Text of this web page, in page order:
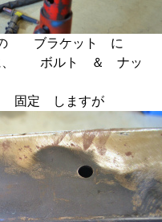
ブラケット に
ボルト ＆ ナッ
固定 しますが